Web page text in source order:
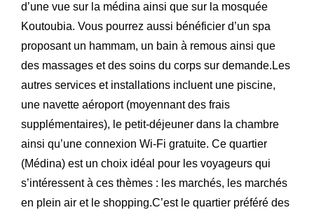
d’une vue sur la médina ainsi que sur la mosquée
Koutoubia. Vous pourrez aussi bénéficier d’un spa
proposant un hammam, un bain à remous ainsi que
des massages et des soins du corps sur demande.Les
autres services et installations incluent une piscine,
une navette aéroport (moyennant des frais
supplémentaires), le petit-déjeuner dans la chambre
ainsi qu’une connexion Wi-Fi gratuite. Ce quartier
(Médina) est un choix idéal pour les voyageurs qui
s’intéressent à ces thèmes : les marchés, les marchés
en plein air et le shopping.C’est le quartier préféré des